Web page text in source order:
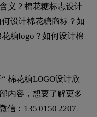
义？棉花糖标志设计
设计棉花糖商标？如
糖logo？如何设计棉
棉花糖LOGO设计欣
内容，想要了解更多
：135 0150 2207、